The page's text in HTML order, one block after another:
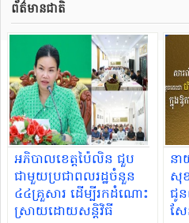
ព័ត៌មានជាតិ
អភិបាលខេត្តប៉ៃលិន ជួប
ជាមួយប្រជាពលរដ្ឋចំនួន
៤៤គ្រួសារ ដើម្បីរកដំណោះ
ស្រាយដោយសន្តិវិធី
ន
សុ
ជូន
សែ